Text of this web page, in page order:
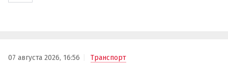
07 августа 2026, 16:56 Транспорт